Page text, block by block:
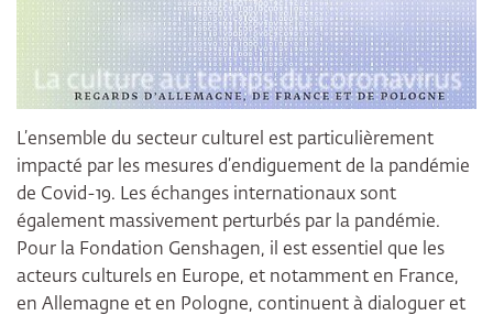
L’ensemble du secteur culturel est particulièrement
impacté par les mesures d’endiguement de la pandémie
de Covid-19. Les échanges internationaux sont
également massivement perturbés par la pandémie.
Pour la Fondation Genshagen, il est essentiel que les
acteurs culturels en Europe, et notamment en France,
en Allemagne et en Pologne, continuent à dialoguer et